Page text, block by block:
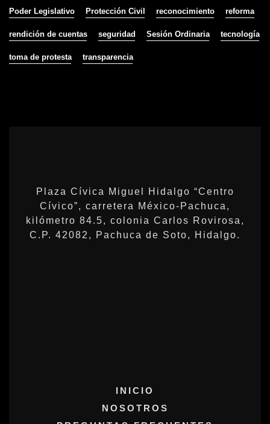
Poder Legislativo Protección Civil reconocimiento reforma
rendición de cuentas seguridad Sesión Ordinaria tecnología
toma de protesta transparencia
Plaza Cívica Miguel Hidalgo “Centro
Cívico”, carretera México-Pachuca,
kilómetro 84.5, colonia Carlos Rovirosa,
C.P. 42082, Pachuca de Soto, Hidalgo.
INICIO
NOSOTROS